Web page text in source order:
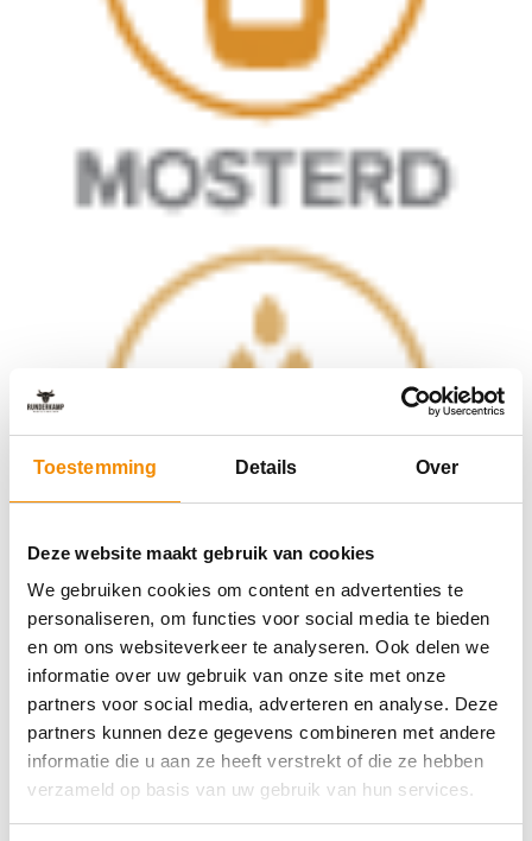
Toestemming Details Over
Deze website maakt gebruik van cookies
We gebruiken cookies om content en advertenties te
personaliseren, om functies voor social media te bieden
en om ons websiteverkeer te analyseren. Ook delen we
informatie over uw gebruik van onze site met onze
partners voor social media, adverteren en analyse. Deze
partners kunnen deze gegevens combineren met andere
informatie die u aan ze heeft verstrekt of die ze hebben
verzameld op basis van uw gebruik van hun services.